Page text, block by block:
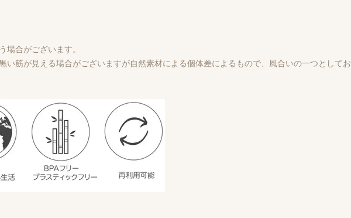
場合がございます。
い筋が見える場合がございますが自然素材による個体差によるもので、風合いの一つとしてお